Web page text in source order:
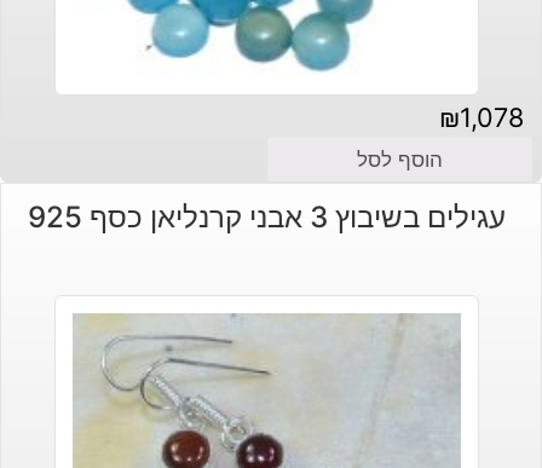
₪1,078
הוסף לסל
עגילים בשיבוץ 3 אבני קרנליאן כסף 925